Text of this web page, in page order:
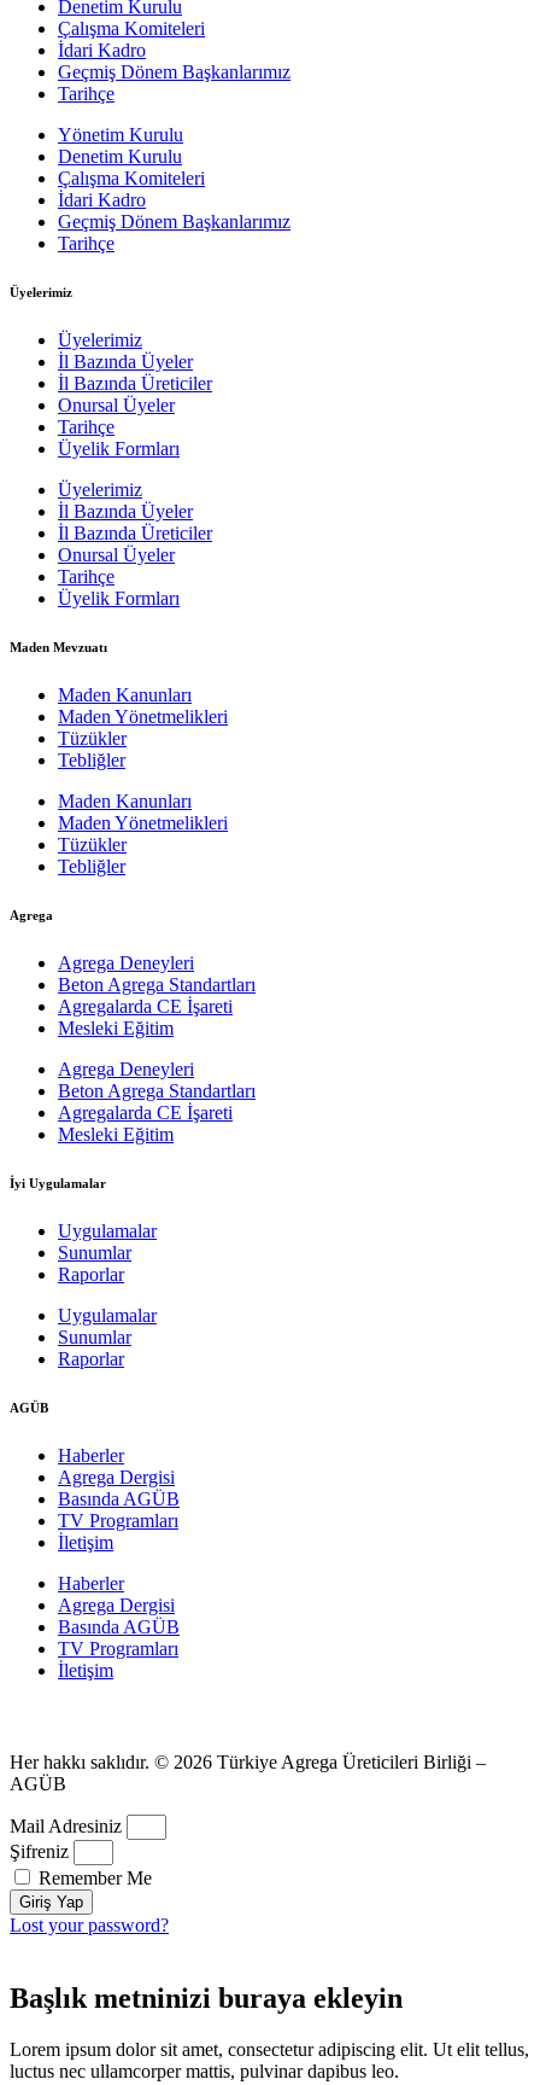
Denetim Kurulu
Çalışma Komiteleri
İdari Kadro
Geçmiş Dönem Başkanlarımız
Tarihçe
Yönetim Kurulu
Denetim Kurulu
Çalışma Komiteleri
İdari Kadro
Geçmiş Dönem Başkanlarımız
Tarihçe
Üyelerimiz
Üyelerimiz
İl Bazında Üyeler
İl Bazında Üreticiler
Onursal Üyeler
Tarihçe
Üyelik Formları
Üyelerimiz
İl Bazında Üyeler
İl Bazında Üreticiler
Onursal Üyeler
Tarihçe
Üyelik Formları
Maden Mevzuatı
Maden Kanunları
Maden Yönetmelikleri
Tüzükler
Tebliğler
Maden Kanunları
Maden Yönetmelikleri
Tüzükler
Tebliğler
Agrega
Agrega Deneyleri
Beton Agrega Standartları
Agregalarda CE İşareti
Mesleki Eğitim
Agrega Deneyleri
Beton Agrega Standartları
Agregalarda CE İşareti
Mesleki Eğitim
İyi Uygulamalar
Uygulamalar
Sunumlar
Raporlar
Uygulamalar
Sunumlar
Raporlar
AGÜB
Haberler
Agrega Dergisi
Basında AGÜB
TV Programları
İletişim
Haberler
Agrega Dergisi
Basında AGÜB
TV Programları
İletişim
Her hakkı saklıdır. © 2026 Türkiye Agrega Üreticileri Birliği –
AGÜB
Mail Adresiniz
Şifreniz
Remember Me
Giriş Yap
Lost your password?
Başlık metninizi buraya ekleyin
Lorem ipsum dolor sit amet, consectetur adipiscing elit. Ut elit tellus,
luctus nec ullamcorper mattis, pulvinar dapibus leo.